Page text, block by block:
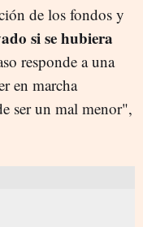
de los fondos y
si se hubiera
responde a una
en marcha
ser un mal menor",